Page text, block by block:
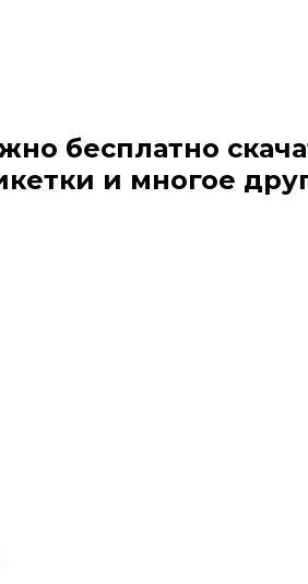
бесплатно
и многое